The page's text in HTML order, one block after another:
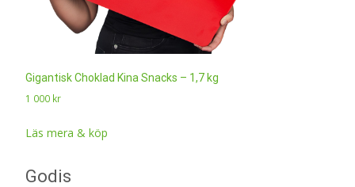
Gigantisk Choklad Kina Snacks – 1,7 kg
1 000 kr
Läs mera & köp
Godis